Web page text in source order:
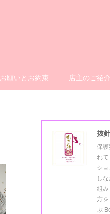
お願いとお約束 店主のご紹
保
れ
シ
し
組
方
ぶ